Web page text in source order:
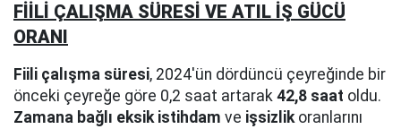
FİİLİ ÇALIŞMA SÜRESİ VE ATIL İŞ GÜCÜ
ORANI
Fiili çalışma süresi, 2024'ün dördüncü çeyreğinde bir
önceki çeyreğe göre 0,2 saat artarak 42,8 saat oldu.
Zamana bağlı eksik istihdam ve işsizlikoranlarını